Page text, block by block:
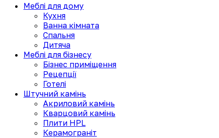
Меблі для дому
Кухня
Ванна кімната
Спальня
Дитяча
Меблі для бізнесу
Бізнес приміщення
Рецепції
Готелі
Штучний камінь
Акриловий камінь
Кварцовий камінь
Плити HPL
Керамограніт